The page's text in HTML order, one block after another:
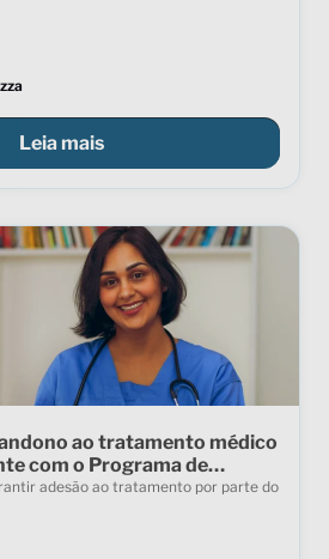
Leia mais
ao tratamento médico
com o Programa de
adesão ao tratamento por parte do